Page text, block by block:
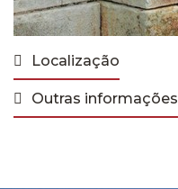
Localização
Outras informações